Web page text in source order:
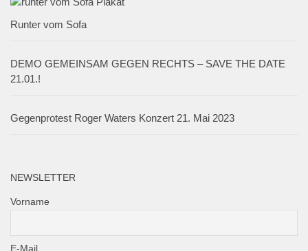
Runter vom Sofa
DEMO GEMEINSAM GEGEN RECHTS – SAVE THE DATE
21.01.!
Gegenprotest Roger Waters Konzert 21. Mai 2023
NEWSLETTER
Vorname
E-Mail